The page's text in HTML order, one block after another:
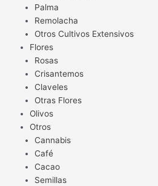
Palma
Remolacha
Otros Cultivos Extensivos
Flores
Rosas
Crisantemos
Claveles
Otras Flores
Olivos
Otros
Cannabis
Café
Cacao
Semillas